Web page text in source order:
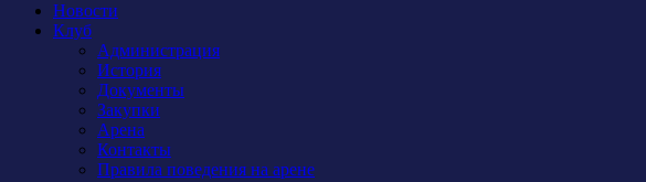
Новости
Клуб
Администрация
История
Документы
Закупки
Арена
Контакты
Правила поведения на арене